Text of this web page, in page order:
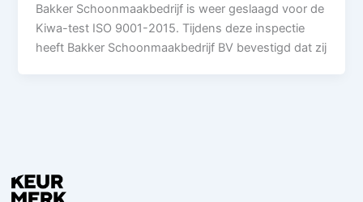
Bakker Schoonmaakbedrijf is weer geslaagd voor de
Kiwa-test ISO 9001-2015. Tijdens deze inspectie
heeft Bakker Schoonmaakbedrijf BV bevestigd dat zij